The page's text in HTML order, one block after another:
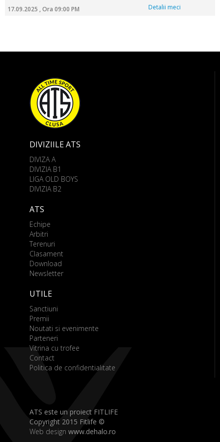
17.09.2025 , Ora 09:00 PM Detalii meci
DIVIZIILE ATS
DIVIZA A
DIVIZIA B1
LIGA OLD BOYS
DIVIZIA B2
ATS
Echipe
Arbitri
Terenuri
Clasament
Download
Newsletter
UTILE
Sanctiuni
Premii
Noutati si evenimente
Parteneri
Vitrina cu trofee
Contact
Politica de confidentialitate
ATS este un proiect FITLIFE
Copyright 2015 Fitlife ©
Web design www.dehalo.ro